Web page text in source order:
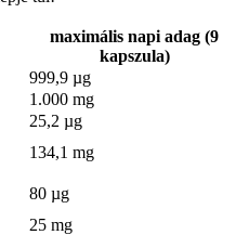
maximális napi adag (9
kapszula)
999,9 µg
1.000 mg
25,2 µg
134,1 mg
80 µg
25 mg